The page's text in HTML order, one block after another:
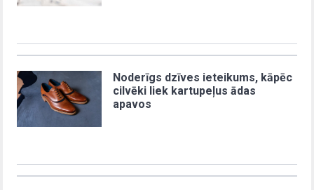
Noderīgs dzīves ieteikums, kāpēc
cilvēki liek kartupeļus ādas
apavos